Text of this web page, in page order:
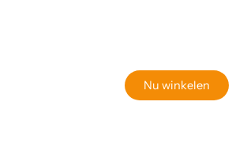
Nu winkelen